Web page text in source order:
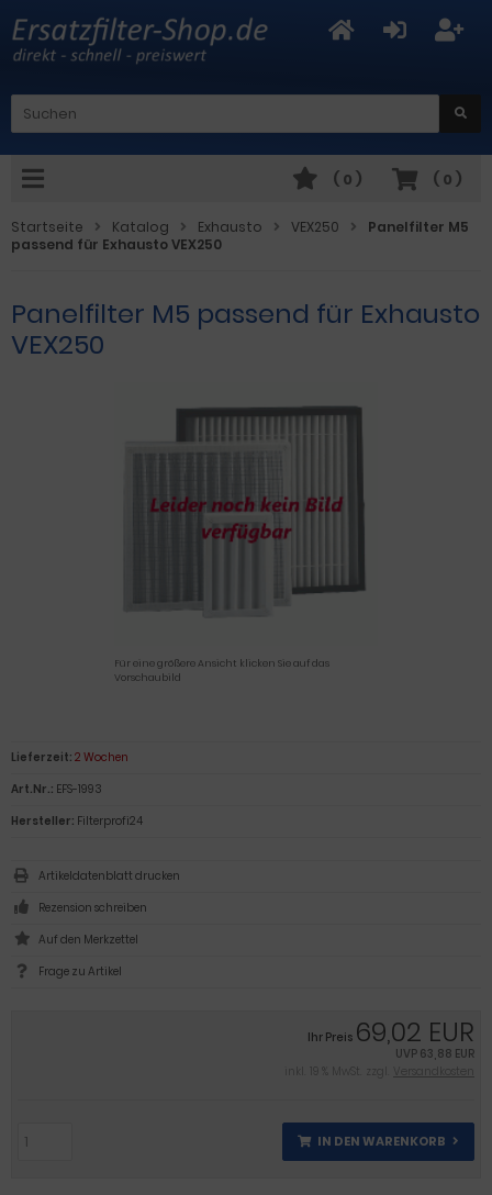
( 0 )
( 0 )
Startseite Katalog Exhausto VEX250
Panelfilter M5
passend für Exhausto VEX250
Panelfilter M5 passend für Exhausto
VEX250
Für eine größere Ansicht klicken Sie auf das
Vorschaubild
Ihr Preis 69,02 EUR
UVP 63,88 EUR
inkl. 19 % MwSt. zzgl.
Versandkosten
IN DEN WARENKORB
Lieferzeit: 2 Wochen
Art.Nr.: EFS-1993
Hersteller: Filterprofi24
Artikeldatenblatt drucken
Rezension schreiben
Frage zu Artikel